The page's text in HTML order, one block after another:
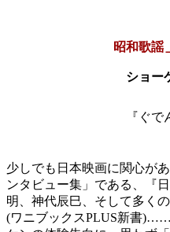
昭和歌謡
ショー
『ぐで
少しでも日本映画に関心が
ンタビュー集」である、『
明、神代辰巳、そして多く
(ワニブックスPLUS新書